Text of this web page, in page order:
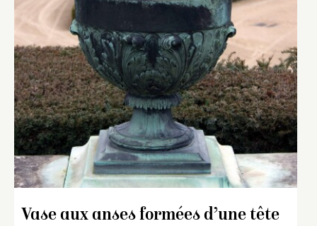
Vase aux anses formées d’une tête